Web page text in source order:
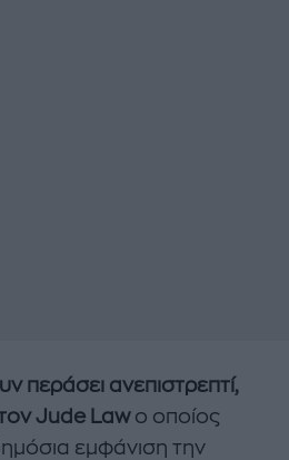
περάσει ανεπιστρεπτί,
Jude Lawο οποίος
εμφάνιση την